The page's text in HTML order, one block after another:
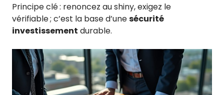
Principe clé : renoncez au shiny, exigez le
vérifiable ; c’est la base d’unesécurité
investissement durable.